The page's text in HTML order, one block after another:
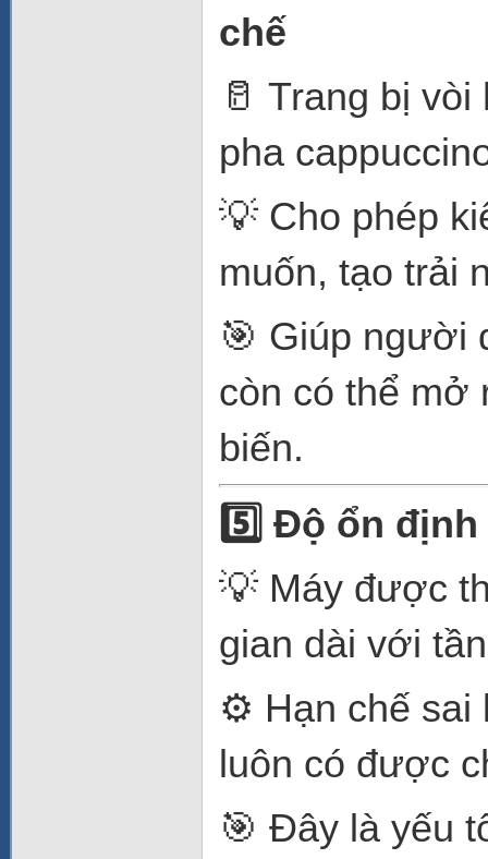
chế
🥛 Trang bị
pha
💡 Cho phép
muốn, tạo trải
🎯 Giúp người
còn có thể mở
biến.
5️ Độ ổn định
💡 Máy được
gian dài với
⚙️ Hạn chế sai
luôn có được
🎯 Đây là yếu